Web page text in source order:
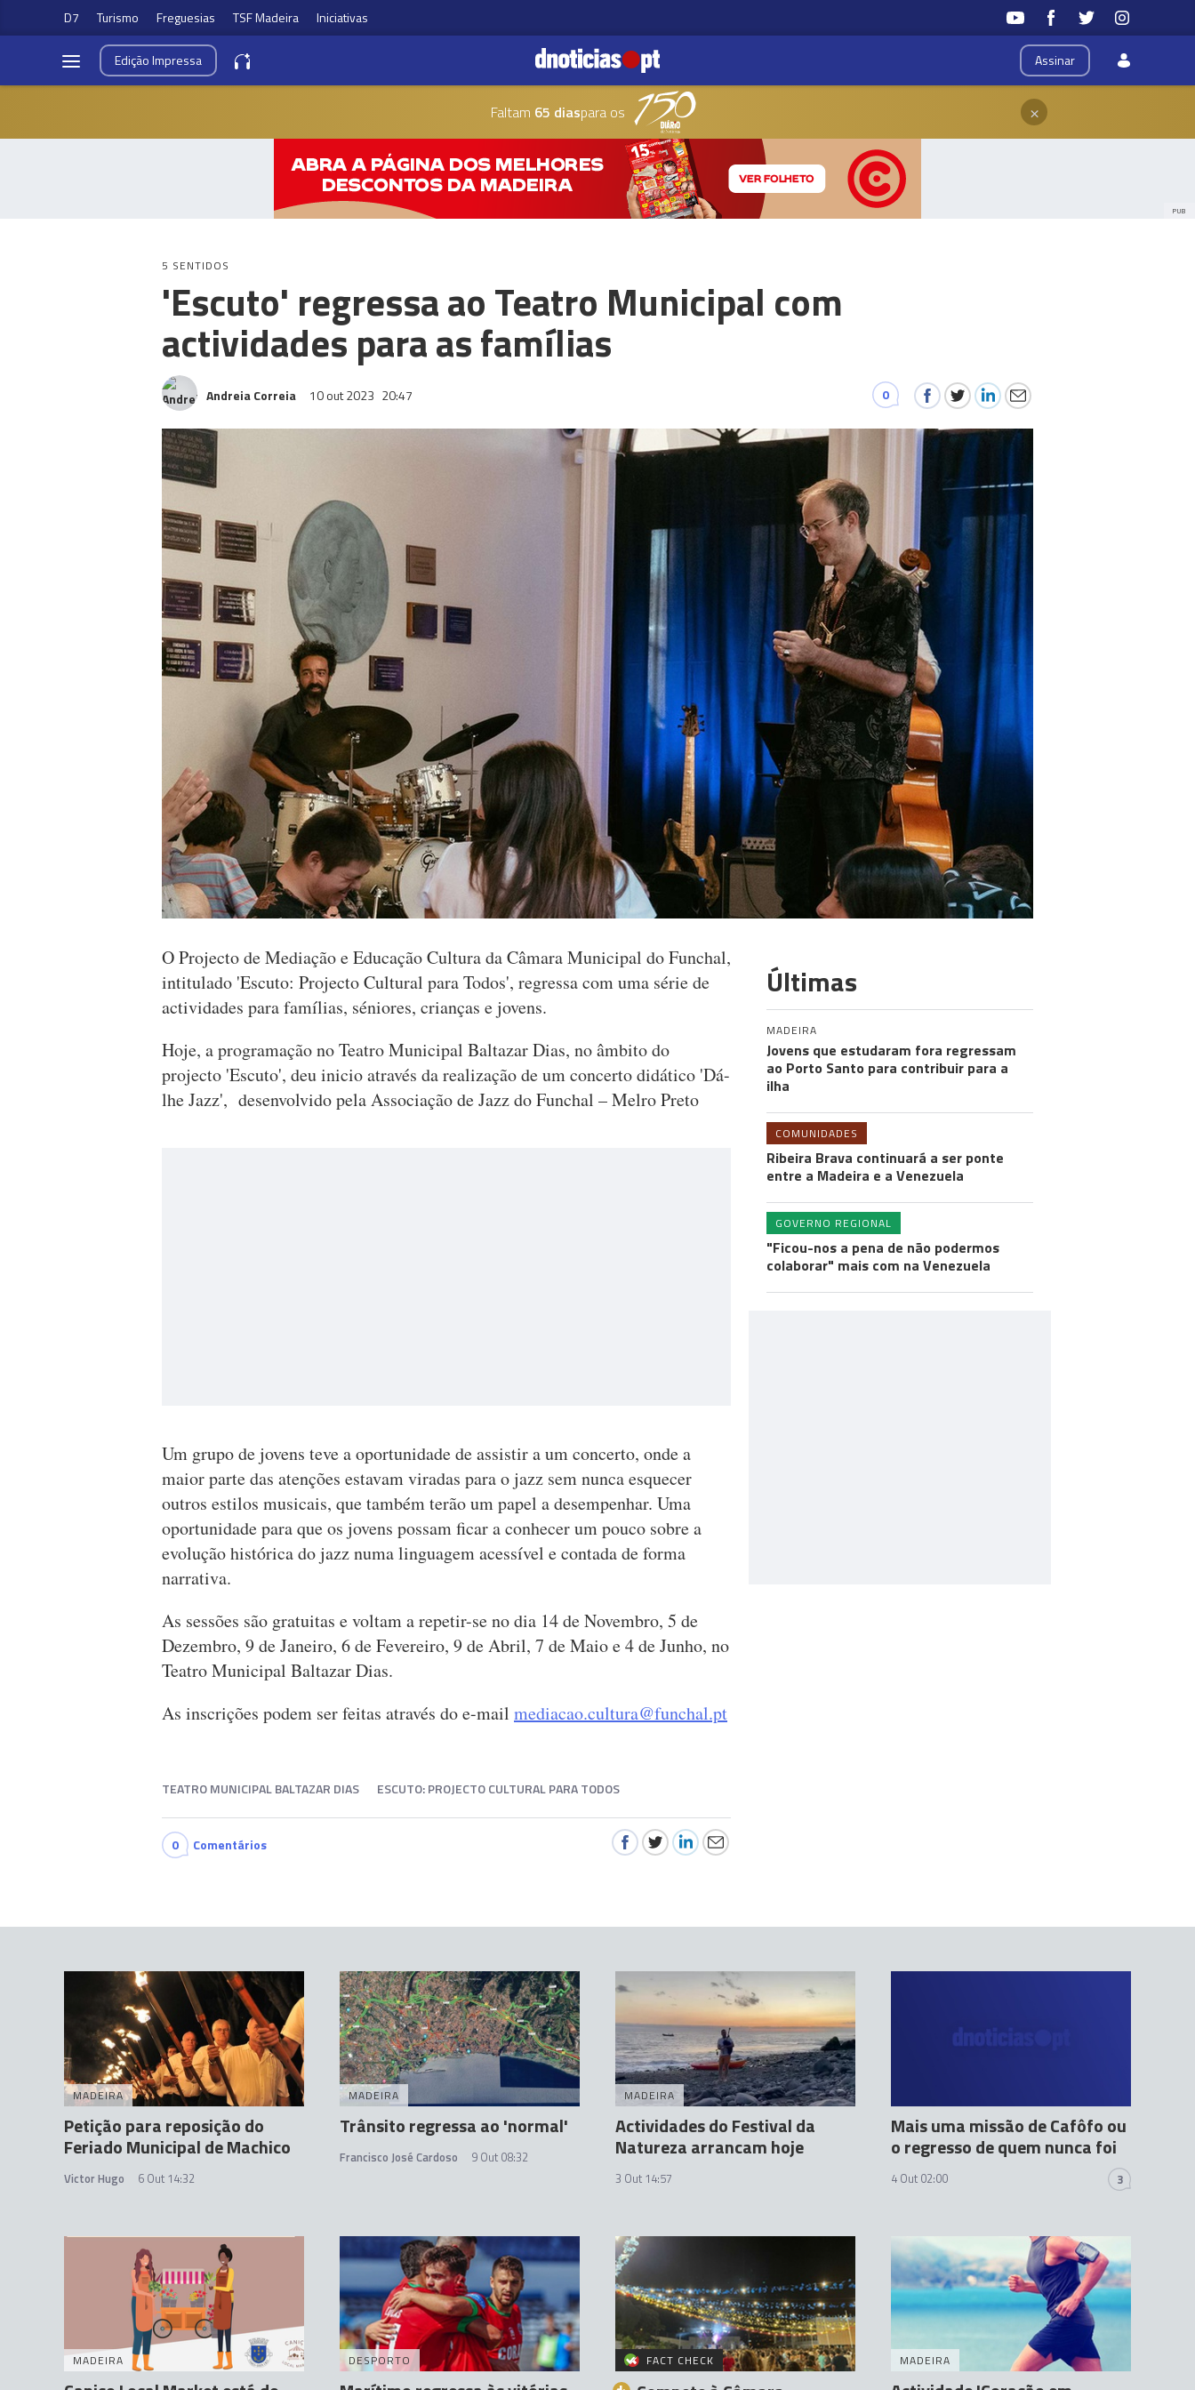
D7 Turismo Freguesias TSF Madeira Iniciativas
Assinar
EdiçãoImpressa
Faltam 65 diaspara os ×
PUB
5 SENTIDOS
'Escuto' regressa ao Teatro Municipal com
actividades para as famílias
Andreia Correia 10 out 2023 20:47 0
O Projecto de Mediação e Educação Cultura da Câmara Municipal do Funchal,
intitulado 'Escuto: Projecto Cultural para Todos', regressa com uma série de
actividades para famílias, séniores, crianças e jovens.
Hoje, a programação no Teatro Municipal Baltazar Dias, no âmbito do
projecto 'Escuto', deu inicio através da realização de um concerto didático 'Dá-
lhe Jazz', desenvolvido pela Associação de Jazz do Funchal – Melro Preto
Um grupo de jovens teve a oportunidade de assistir a um concerto, onde a
maior parte das atenções estavam viradas para o jazz sem nunca esquecer
outros estilos musicais, que também terão um papel a desempenhar. Uma
oportunidade para que os jovens possam ficar a conhecer um pouco sobre a
evolução histórica do jazz numa linguagem acessível e contada de forma
narrativa.
As sessões são gratuitas e voltam a repetir-se no dia 14 de Novembro, 5 de
Dezembro, 9 de Janeiro, 6 de Fevereiro, 9 de Abril, 7 de Maio e 4 de Junho, no
Teatro Municipal Baltazar Dias.
As inscrições podem ser feitas através do e-mail mediacao.cultura@funchal.pt
TEATRO MUNICIPAL BALTAZAR DIAS ESCUTO: PROJECTO CULTURAL PARA TODOS
0 Comentários
Últimas
MADEIRA
Jovens que estudaram fora regressam
ao Porto Santo para contribuir para a
ilha
COMUNIDADES
Ribeira Brava continuará a ser ponte
entre a Madeira e a Venezuela
GOVERNO REGIONAL
"Ficou-nos a pena de não podermos
colaborar" mais com na Venezuela
MADEIRA
Petição para reposição do
Feriado Municipal de Machico
Victor Hugo 6 Out 14:32
MADEIRA
Trânsito regressa ao 'normal'
Francisco José Cardoso 9 Out 08:32
MADEIRA
Actividades do Festival da
Natureza arrancam hoje
3 Out 14:57
Mais uma missão de Cafôfo ou
o regresso de quem nunca foi
4 Out 02:00 3
MADEIRA DESPORTO FACT CHECK MADEIRA